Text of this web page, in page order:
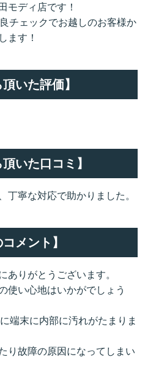
モディ店です！
チェックでお越しのお客様か
ます！
いた評価】
いた口コミ】
丁寧な対応で助かりました。
メント】
ありがとうございます。
使い心地はいかがでしょう
端末に内部に汚れがたまりま
り故障の原因になってしまい